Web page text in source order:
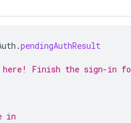
.pendingAuthResult
here! Finish the sign-in
in